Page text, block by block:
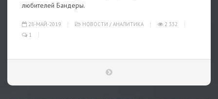
любителей Бандеры.
28-МАЙ-2019 НОВОСТИ / АНАЛИТИКА
2 332
1